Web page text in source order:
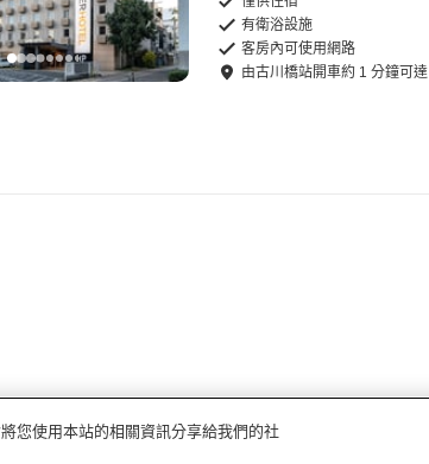
有衛浴設施
客房內可使用網路
由古川橋站開車約 1 分鐘可達
您使用本站的相關資訊分享給我們的社